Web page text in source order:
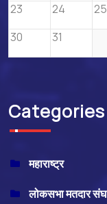
23
24 25
30
31
Categories
महाराष्ट्र
लोकसभा मतदार संघ